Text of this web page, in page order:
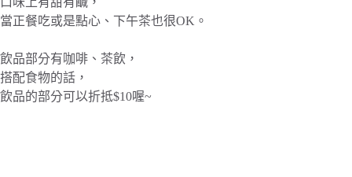
當正餐吃或是點心、下午茶也很OK。
飲品部分有咖啡、茶飲，
搭配食物的話，
飲品的部分可以折抵$10喔~